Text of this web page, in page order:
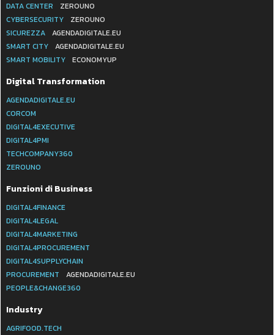
DATA CENTER
ZEROUNO
CYBERSECURITY
ZEROUNO
SICUREZZA
AGENDADIGITALE.EU
SMART CITY
AGENDADIGITALE.EU
SMART MOBILITY
ECONOMYUP
Digital Transformation
AGENDADIGITALE.EU
CORCOM
DIGITAL4EXECUTIVE
DIGITAL4PMI
TECHCOMPANY360
ZEROUNO
Funzioni di Business
DIGITAL4FINANCE
DIGITAL4LEGAL
DIGITAL4MARKETING
DIGITAL4PROCUREMENT
DIGITAL4SUPPLYCHAIN
PROCUREMENT
AGENDADIGITALE.EU
PEOPLE&CHANGE360
Industry
AGRIFOOD.TECH